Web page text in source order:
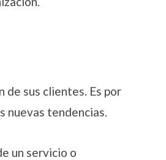
de sus clientes. Es por
nuevas tendencias.
un servicio o